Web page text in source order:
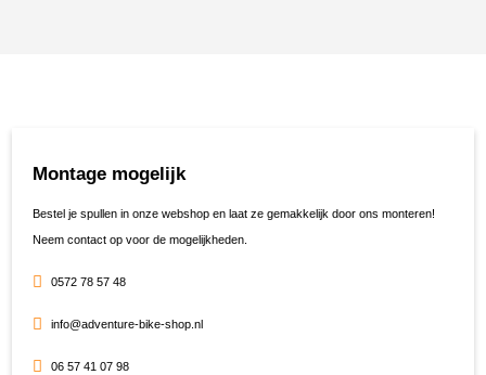
Montage mogelijk
Bestel je spullen in onze webshop en laat ze gemakkelijk door ons monteren!
Neem contact op voor de mogelijkheden.
0572 78 57 48
info@adventure-bike-shop.nl
06 57 41 07 98